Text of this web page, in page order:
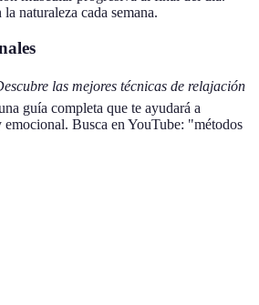
naturaleza cada semana.
las mejores técnicas de relajación
guía completa que te ayudará a
emocional. Busca en YouTube: "métodos